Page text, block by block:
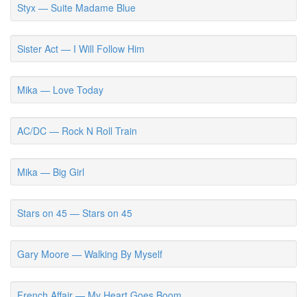
Styx — Suite Madame Blue
Sister Act — I Will Follow Him
Mika — Love Today
AC/DC — Rock N Roll Train
Mika — Big Girl
Stars on 45 — Stars on 45
Gary Moore — Walking By Myself